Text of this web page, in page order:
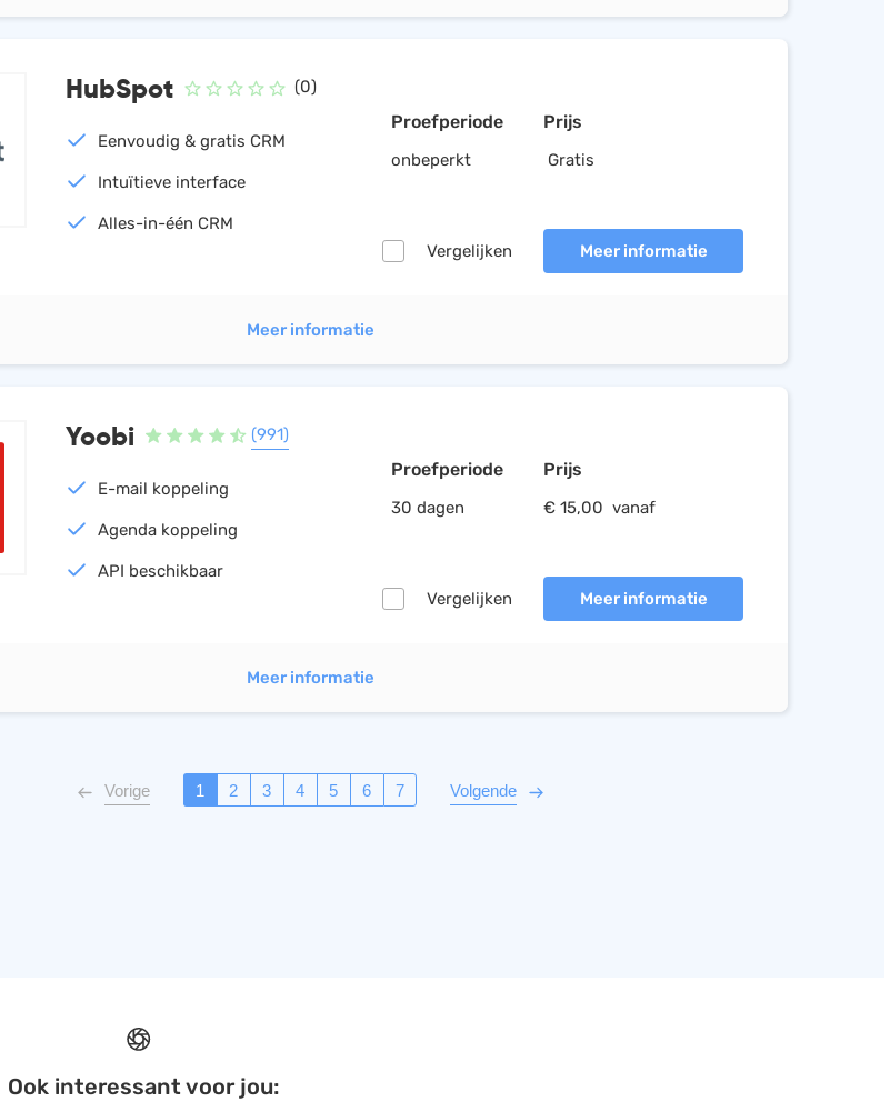
HubSpot (0)
Eenvoudig & gratis CRM
Intuïtieve interface
Alles-in-één CRM
Proefperiode
onbeperkt
Vergelijken
Prijs
Gratis
Meer informatie
Meer informatie
Yoobi (991)
E-mail koppeling
Agenda koppeling
API beschikbaar
Proefperiode
30 dagen
Vergelijken
Prijs
€ 15,00 vanaf
Meer informatie
Meer informatie
Vorige 1 2 3 4 5 6 7 Volgende
Ook interessant voor jou: